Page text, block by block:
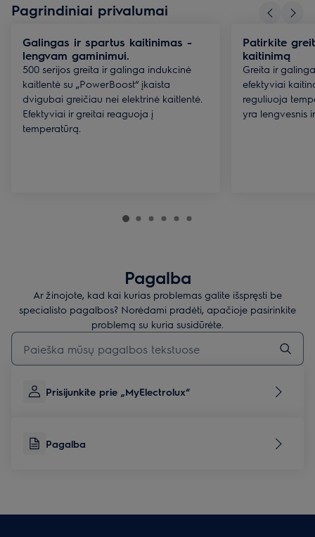
Pagrindiniai privalumai
Galingas ir spartus kaitinimas -
lengvam gaminimui.
500 serijos greita ir galinga indukcinė
kaitlentė su „PowerBoost“ įkaista
dvigubai greičiau nei elektrinė kaitlentė.
Efektyviai ir greitai reaguoja į
temperatūrą.
Patirkite
kaitinimą
Greita ir
efektyviai
reguliuoja
yra lengvesnis
Pagalba
Ar žinojote, kad kai kurias problemas galite išspręsti be
specialisto pagalbos? Norėdami pradėti, apačioje pasirinkite
problemą su kuria susidūrėte.
Įveskite tekstą, jei norite ieškoti pagalbinių straipsnių
Prisijunkite prie „MyElectrolux“
Pagalba